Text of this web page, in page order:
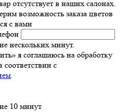
отсутствует в наших салонах.
возможность заказа цветов
с вами
нескольких минут.
я соглашаюсь на обработку
с
.
10 минут